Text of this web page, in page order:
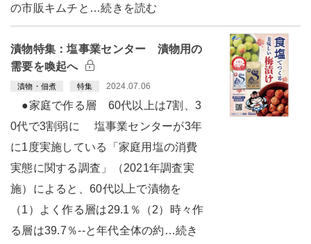
の市販キムチと…続きを読む
漬物特集：塩事業センター 漬物用の
需要を喚起へ
漬物・佃煮 特集 2024.07.06
●家庭で作る層 60代以上は7割、3
0代で3割弱に 塩事業センターが3年
に1度実施している「家庭用塩の消費
実態に関する調査」（2021年調査実
施）によると、60代以上で漬物を
（1）よく作る層は29.1％（2）時々作
る層は39.7％--と年代全体の約…続き